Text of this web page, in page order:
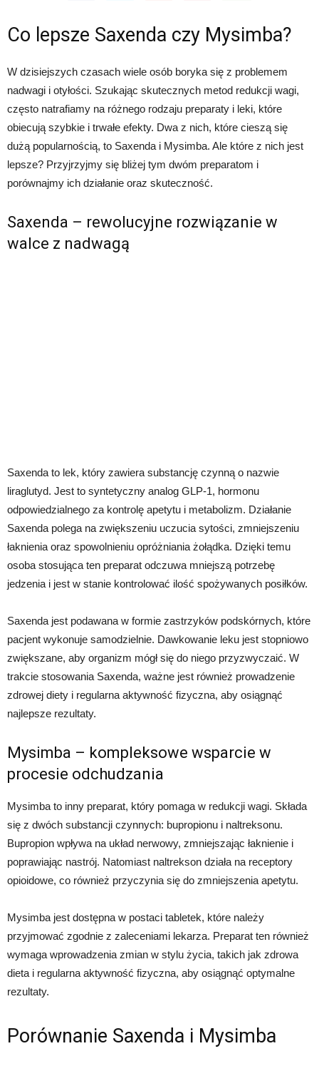
Co lepsze Saxenda czy Mysimba?
W dzisiejszych czasach wiele osób boryka się z problemem
nadwagi i otyłości. Szukając skutecznych metod redukcji wagi,
często natrafiamy na różnego rodzaju preparaty i leki, które
obiecują szybkie i trwałe efekty. Dwa z nich, które cieszą się
dużą popularnością, to Saxenda i Mysimba. Ale które z nich jest
lepsze? Przyjrzyjmy się bliżej tym dwóm preparatom i
porównajmy ich działanie oraz skuteczność.
Saxenda – rewolucyjne rozwiązanie w
walce z nadwagą
Saxenda to lek, który zawiera substancję czynną o nazwie
liraglutyd. Jest to syntetyczny analog GLP-1, hormonu
odpowiedzialnego za kontrolę apetytu i metabolizm. Działanie
Saxenda polega na zwiększeniu uczucia sytości, zmniejszeniu
łaknienia oraz spowolnieniu opróżniania żołądka. Dzięki temu
osoba stosująca ten preparat odczuwa mniejszą potrzebę
jedzenia i jest w stanie kontrolować ilość spożywanych posiłków.
Saxenda jest podawana w formie zastrzyków podskórnych, które
pacjent wykonuje samodzielnie. Dawkowanie leku jest stopniowo
zwiększane, aby organizm mógł się do niego przyzwyczaić. W
trakcie stosowania Saxenda, ważne jest również prowadzenie
zdrowej diety i regularna aktywność fizyczna, aby osiągnąć
najlepsze rezultaty.
Mysimba – kompleksowe wsparcie w
procesie odchudzania
Mysimba to inny preparat, który pomaga w redukcji wagi. Składa
się z dwóch substancji czynnych: bupropionu i naltreksonu.
Bupropion wpływa na układ nerwowy, zmniejszając łaknienie i
poprawiając nastrój. Natomiast naltrekson działa na receptory
opioidowe, co również przyczynia się do zmniejszenia apetytu.
Mysimba jest dostępna w postaci tabletek, które należy
przyjmować zgodnie z zaleceniami lekarza. Preparat ten również
wymaga wprowadzenia zmian w stylu życia, takich jak zdrowa
dieta i regularna aktywność fizyczna, aby osiągnąć optymalne
rezultaty.
Porównanie Saxenda i Mysimba